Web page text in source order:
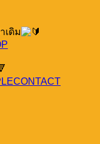
เดิม